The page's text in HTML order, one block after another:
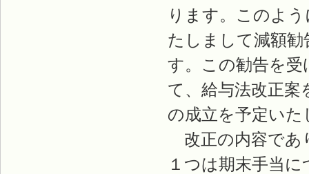
ります。このよ
たしまして減額
す。この勧告を
て、給与法改正
の成立を予定い
改正の内容であ
１つは期末手当